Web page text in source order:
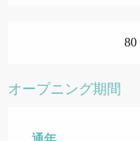
オープニング期間